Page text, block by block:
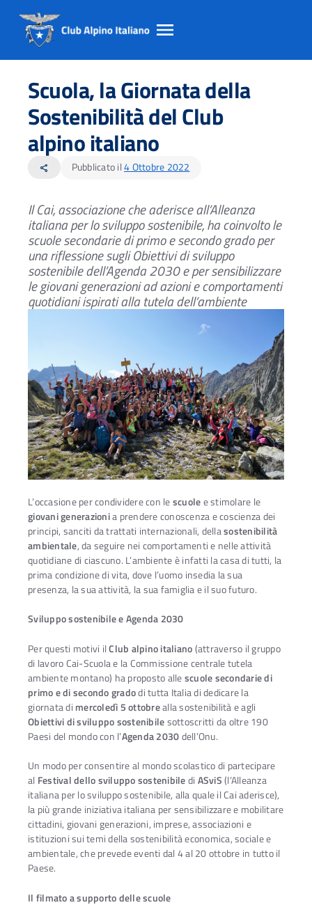
Salta
contento
principale
Salta
Salta
Scuola, la Giornata della
Sostenibilità del Club
alpino italiano
share Pubblicato il4 Ottobre 2022
Il Cai, associazione che aderisce all’Alleanza
italiana per lo sviluppo sostenibile,ha coinvolto le
scuole secondarie di primo e secondo grado per
una riflessionesugli Obiettivi di sviluppo
sostenibile dell’Agenda 2030 eper sensibilizzare
le giovani generazioni ad azionie comportamenti
quotidiani ispirati alla tutela dell’ambiente
L’occasione per condividere con lescuolee stimolare le
giovani generazionia prendere conoscenza e coscienza dei
principi, sanciti da trattati internazionali, dellasostenibilità
ambientale, da seguire nei comportamenti e nelle attività
quotidiane di ciascuno. L’ambiente è infatti la casa di tutti, la
prima condizione di vita, dove l’uomo insedia la sua
presenza, la sua attività, la sua famiglia e il suo futuro.
Sviluppo sostenibile e Agenda 2030
Per questi motivi ilClub alpino italiano(attraverso il gruppo
di lavoro Cai-Scuola e la Commissione centrale tutela
ambiente montano) ha proposto allescuole secondarie di
primo e di secondo gradodi tutta Italia di dedicare la
giornata di mercoledì 5 ottobrealla sostenibilità e agli
Obiettivi di sviluppo sostenibilesottoscritti da oltre 190
Paesi del mondo con l’Agenda 2030dell’Onu.
Un modo per consentire al mondo scolastico di partecipare
al Festival dello sviluppo sostenibiledi ASviS(l’Alleanza
italiana per lo sviluppo sostenibile, alla quale il Cai aderisce),
la più grande iniziativa italiana per sensibilizzare e mobilitare
cittadini, giovani generazioni, imprese, associazioni e
istituzioni sui temi della sostenibilità economica, sociale e
ambientale, che prevede eventi dal 4 al 20 ottobre in tutto il
Paese.
Il filmato a supporto delle scuole